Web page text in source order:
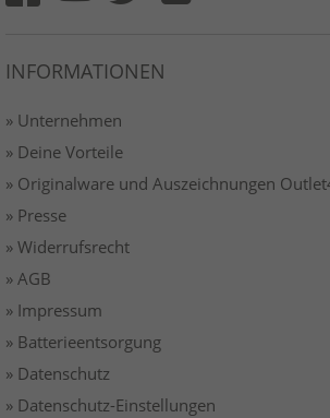
INFORMATIONEN
» Unternehmen
» Deine Vorteile
» Originalware und Auszeichnungen
» Presse
» Widerrufsrecht
» AGB
» Impressum
» Batterieentsorgung
» Datenschutz
» Datenschutz-Einstellungen